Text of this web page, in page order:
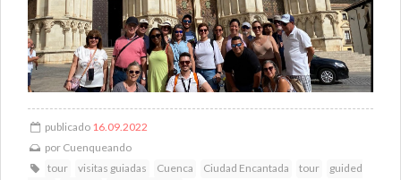
publicado 16.09.2022
por Cuenqueando
tour
visitas guiadas Cuenca Ciudad Encantada tour
guided